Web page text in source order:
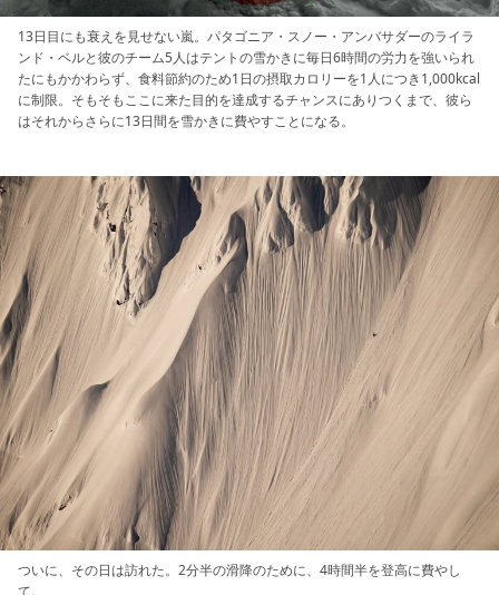
13日目にも衰えを見せない嵐。パタゴニア・スノー・アンバサダーのライラ
ンド・ベルと彼のチーム5人はテントの雪かきに毎日6時間の労力を強いられ
たにもかかわらず、食料節約のため1日の摂取カロリーを1人につき1,000kcal
に制限。そもそもここに来た目的を達成するチャンスにありつくまで、彼ら
はそれからさらに13日間を雪かきに費やすことになる。
ついに、その日は訪れた。2分半の滑降のために、4時間半を登高に費やし
て。